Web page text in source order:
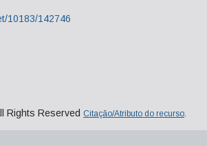
10183/142746
Rights Reserved Citação/Atributo do recurso.